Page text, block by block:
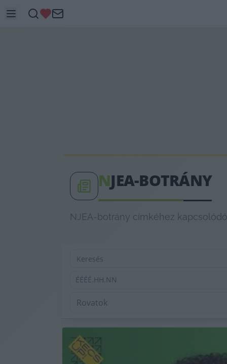
NJEA-BOTRÁNY
NJEA-botrány címkéhez
ÉÉÉÉ.HH.NN